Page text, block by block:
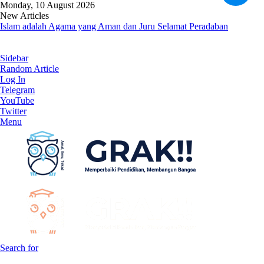
Monday, 10 August 2026
New Articles
Islam adalah Agama yang Aman dan Juru Selamat Peradaban
Sidebar
Random Article
Log In
Telegram
YouTube
Twitter
Menu
Search for